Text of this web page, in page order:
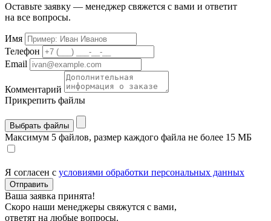
Оставьте заявку — менеджер свяжется с вами и ответит
на все вопросы.
Имя
Телефон
Email
Комментарий
Прикрепить файлы
Выбрать файлы
Максимум 5 файлов, размер каждого файла не более 15 МБ
Я согласен с условиями обработки персональных данных
Отправить
Ваша заявка принята!
Скоро наши менеджеры свяжутся с вами,
ответят на любые вопросы.